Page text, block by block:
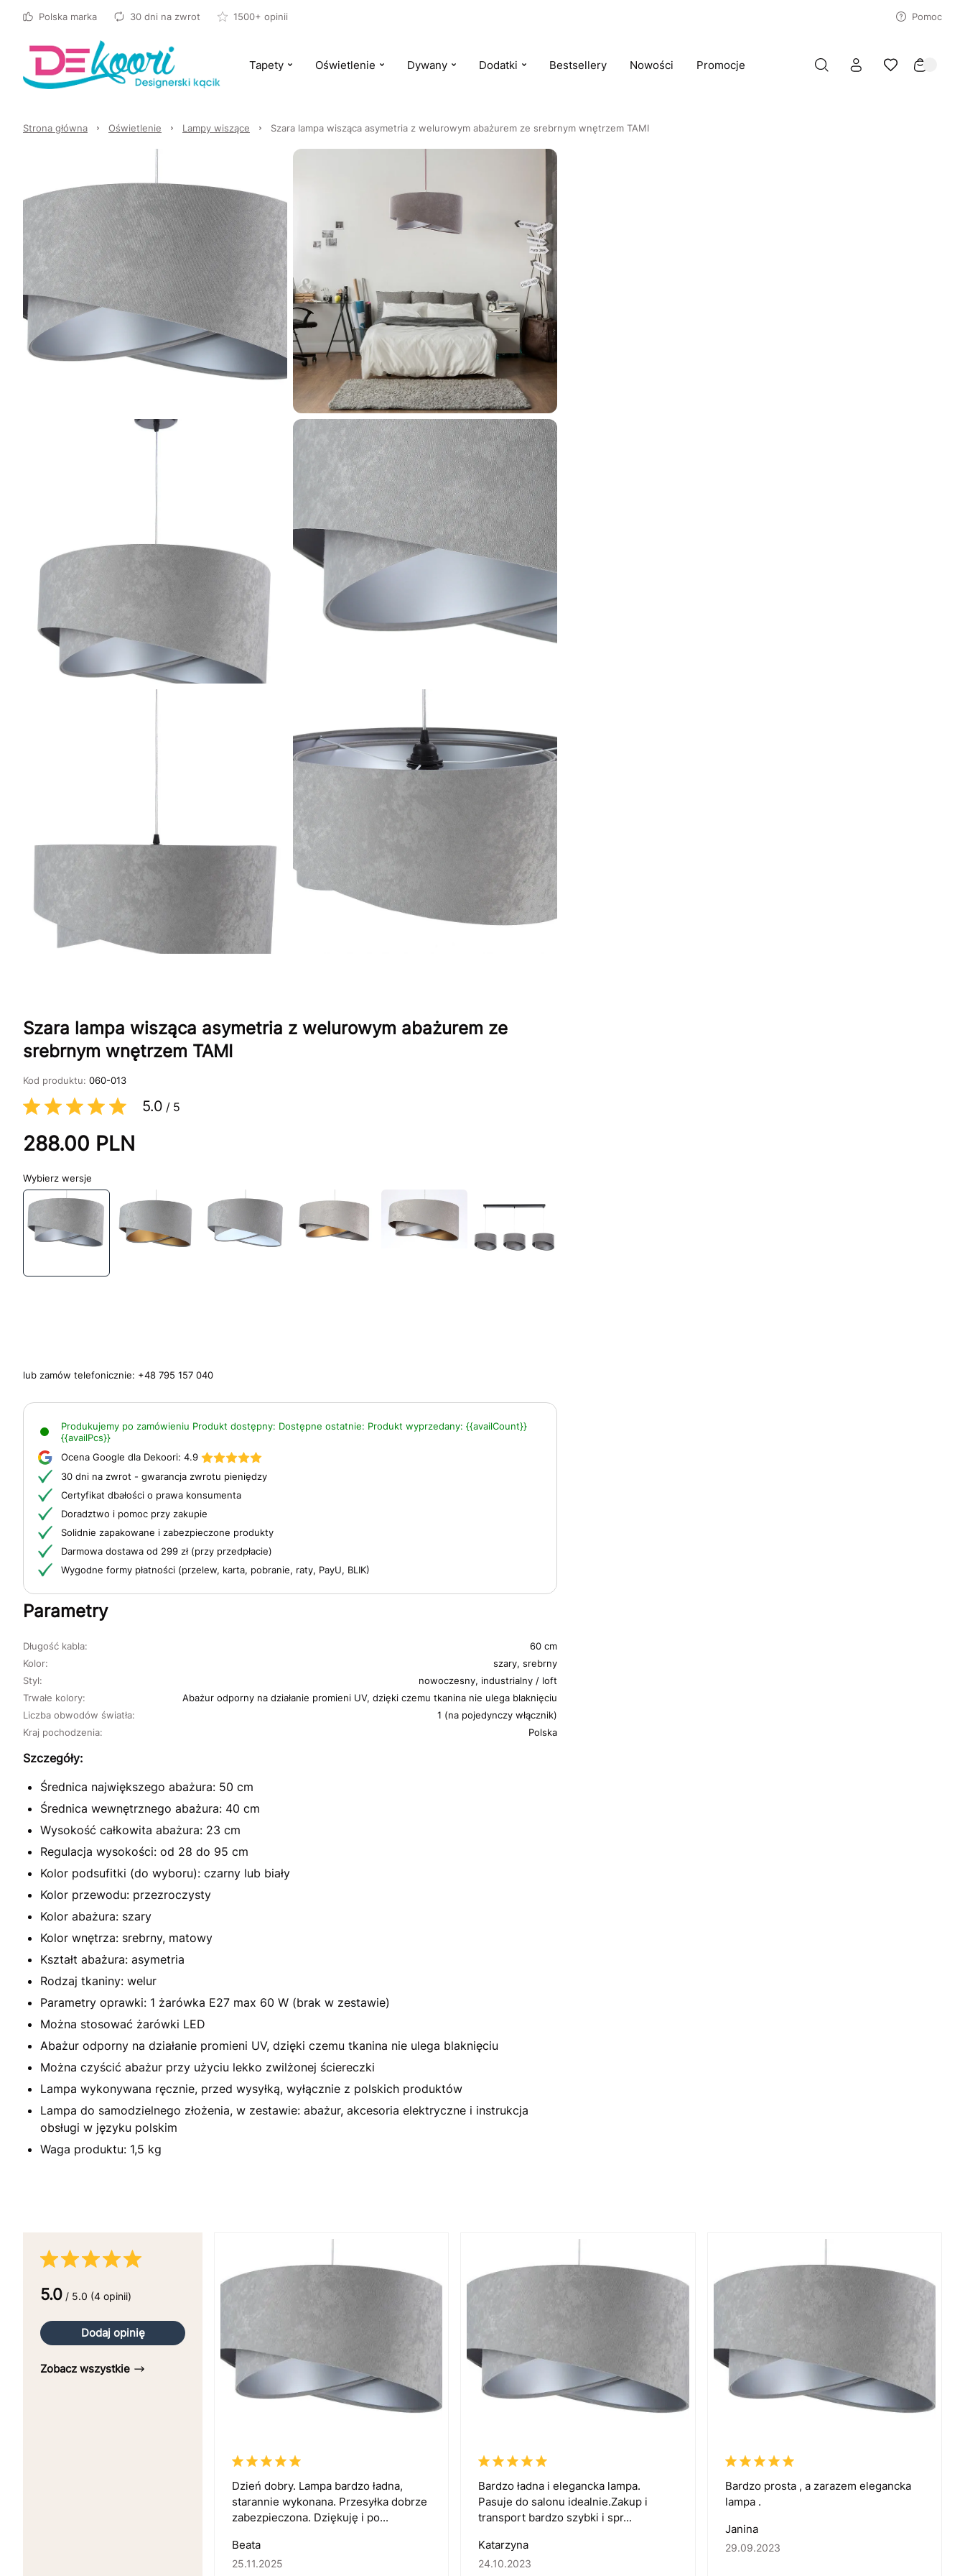
Polska marka 30 dni na zwrot 1500+ opinii Pomoc
Tapety Oświetlenie Dywany Dodatki Bestsellery Nowości Promocje
Strona główna Oświetlenie Lampy wiszące Szara lampa wisząca asymetria z welurowym abażurem ze srebrnym wnętrzem TAMI
Szara lampa wisząca asymetria z welurowym abażurem ze
srebrnym wnętrzem TAMI
Kod produktu: 060-013
5.0 / 5
288.00 PLN
wersje
lub zamów telefonicznie: +48 795 157 040
Produkujemy po zamówieniu Produkt dostępny: Dostępne ostatnie: Produkt wyprzedany: {{availCount}}
{{availPcs}}
Ocena Google dla Dekoori: 4.9
30 dni na zwrot - gwarancja zwrotu pieniędzy
Certyfikat dbałości o prawa konsumenta
Doradztwo i pomoc przy zakupie
Solidnie zapakowane i zabezpieczone produkty
Darmowa dostawa od 299 zł (przy przedpłacie)
Wygodne formy płatności (przelew, karta, pobranie, raty, PayU, BLIK)
Parametry
Kolor:
szary, srebrny
Styl:
nowoczesny, industrialny / loft
Trwałe kolory:
Abażur odporny na działanie promieni UV, dzięki czemu tkanina nie ulega blaknięciu
Kraj pochodzenia: Polska
Liczba obwodów światła: 1 (na pojedynczy włącznik)
Długość kabla: 60 cm
Szczegóły:
Średnica największego abażura: 50 cm
Średnica wewnętrznego abażura: 40 cm
Wysokość całkowita abażura: 23 cm
Regulacja wysokości: od 28 do 95 cm
Kolor podsufitki (do wyboru): czarny lub biały
Kolor przewodu: przezroczysty
Kolor abażura: szary
Kolor wnętrza: srebrny, matowy
Kształt abażura: asymetria
Rodzaj tkaniny: welur
Parametry oprawki: 1 żarówka E27 max 60 W (brak w zestawie)
Można stosować żarówki LED
Abażur odporny na działanie promieni UV, dzięki czemu tkanina nie ulega blaknięciu
Można czyścić abażur przy użyciu lekko zwilżonej ściereczki
Lampa wykonywana ręcznie, przed wysyłką, wyłącznie z polskich produktów
Lampa do samodzielnego złożenia, w zestawie: abażur, akcesoria elektryczne i instrukcja
obsługi w języku polskim
Waga produktu: 1,5 kg
5.0 / 5.0 (4 opinii)
Dodaj opinię
Zobacz wszystkie
Dzień dobry. Lampa bardzo ładna,
starannie wykonana. Przesyłka dobrze
zabezpieczona. Dziękuję i po...
Beata
25.11.2025
Bardzo ładna i elegancka lampa.
Pasuje do salonu idealnie.Zakup i
transport bardzo szybki i spr...
Katarzyna
24.10.2023
Bardzo prosta , a zarazem elegancka
lampa .
Janina
29.09.2023